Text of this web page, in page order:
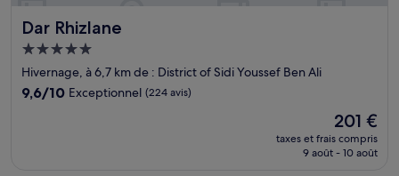
Dar Rhizlane
Dar Rhizlane
Hébergement
5.0 étoiles
Hivernage, à 6,7 km de : District of Sidi Youssef Ben Ali
9.6
9,6/10 Exceptionnel (224 avis)
Le
nouveau
prix
201 €
taxes et frais compris
9 août - 10 août